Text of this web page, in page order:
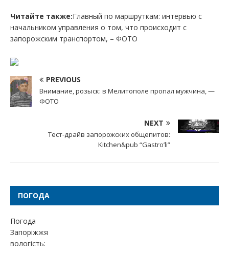
Читайте также:Главный по маршруткам: интервью с
начальником управления о том, что происходит с
запорожским транспортом, – ФОТО
PREVIOUS
Внимание, розыск: в Мелитополе пропал мужчина, —
ФОТО
NEXT
Тест-драйв запорожских общепитов:
Kitchen&pub “Gastro’li”
ПОГОДА
Погода
Запоріжжя
вологість: